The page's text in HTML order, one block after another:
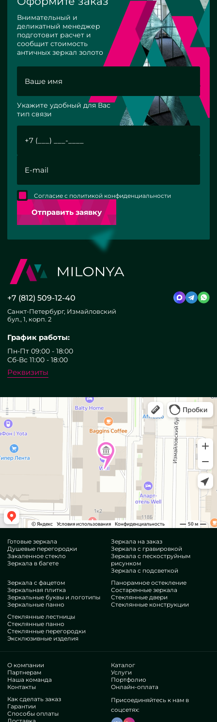
Внимательный и
деликатный менеджер
подготовит расчет и
сообщит стоимость
античных зеркал золото
Укажите удобный для Вас
тип связи
Отправить заявку
Согласие с политикой конфиденциальности
+7 (812) 509-12-40
Санкт-Петербург, Измайловский
бул., 1, корп. 2
График работы:
Пн-Пт 09:00 - 18:00
Сб-Вс 11:00 - 18:00
Реквизиты
Готовые зеркала
Душевые перегородки
Закаленное стекло
Зеркала в багете
Зеркала на заказ
Зеркала с гравировкой
Зеркала с пескоструйным
рисунком
Зеркала с подсветкой
Зеркала с фацетом
Зеркальная плитка
Зеркальные буквы и логотипы
Зеркальные панно
Панорамное остекление
Состаренные зеркала
Стеклянные двери
Стеклянные конструкции
Стеклянные лестницы
Стеклянные панно
Стеклянные перегородки
Эксклюзивные изделия
О компании
Партнерам
Наша команда
Контакты
Каталог
Услуги
Портфолио
Онлайн-оплата
Как сделать заказ
Гарантии
Способы оплаты
Присоединяйтесь к нам в
соцсетях: